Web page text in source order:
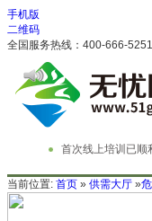
手机版
二维码
全国服务热线：400-666-5251
首次线上培训已顺
物管理与技术实务精
当前位置: 首页 » 供需大厅 »